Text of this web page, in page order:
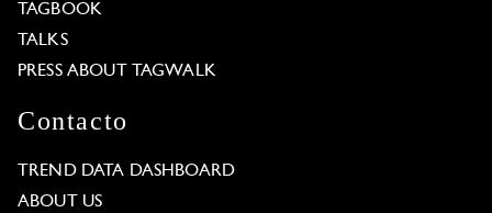
TAGBOOK
TALKS
PRESS ABOUT TAGWALK
Contacto
TREND DATA DASHBOARD
ABOUT US